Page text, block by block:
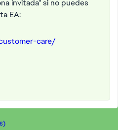
invitada" si no puedes
EA:
care/